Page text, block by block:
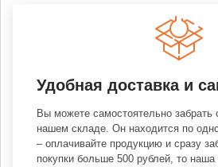
Удобная доставка и
Вы можете самостоятельно забрать
нашем складе. Он находится по
– оплачивайте продукцию и сразу
покупки больше 500 рублей, то наша